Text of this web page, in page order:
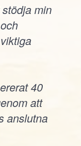
min
40
att
anslutna